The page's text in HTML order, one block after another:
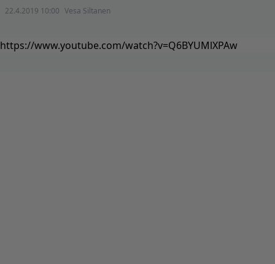
22.4.2019 10:00 Vesa Siltanen
https://www.youtube.com/watch?v=Q6BYUMlXPAw